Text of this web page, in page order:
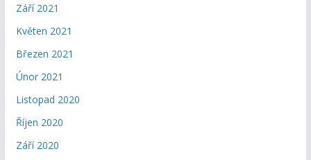
Září 2021
Květen 2021
Březen 2021
Únor 2021
Listopad 2020
Říjen 2020
Září 2020